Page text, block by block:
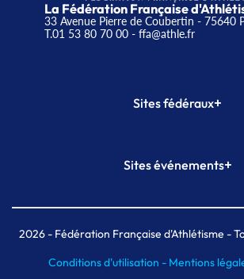
La Fédération Française
33 Avenue Pierre de Coubertin - 75640
T.01 53 80 70 00- ffa@athle.fr
Sites fédéraux+
Plateforme Formation
Sites événements+
Meeting de Paris indoor
MAIF Ekiden de Paris
2026- Fédération Française d'Athlétisme -
Conditions d'utilisation - Mentions